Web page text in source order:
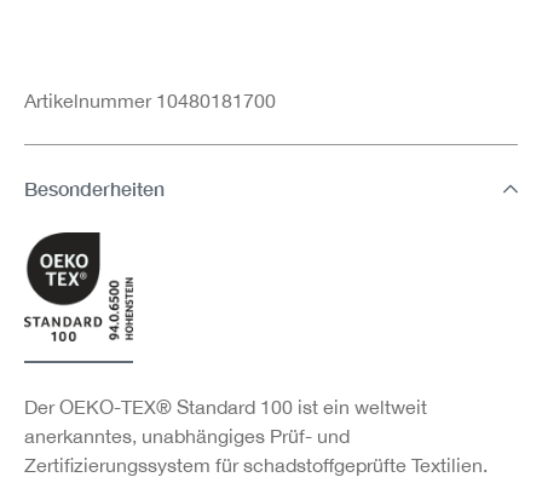
Artikelnummer 10480181700
Besonderheiten
Der OEKO-TEX® Standard 100 ist ein weltweit
anerkanntes, unabhängiges Prüf- und
Zertifizierungssystem für schadstoffgeprüfte Textilien.